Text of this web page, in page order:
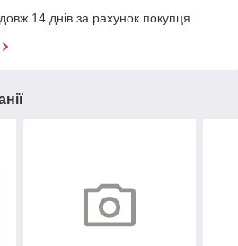
14 днів за рахунок покупця